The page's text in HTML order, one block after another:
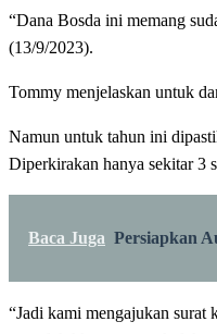
“Dana Bosda ini memang
(13/9/2023).
Tommy menjelaskan untuk
Namun untuk tahun ini
Diperkirakan hanya sekitar 3
Baca Juga Persiapkan
“Jadi kami mengajukan surat